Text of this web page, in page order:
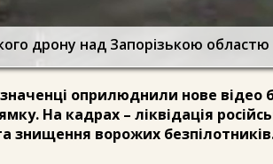
дрону над Запорізькою областю
оприлюднили нове відео
На кадрах – ліквідація
знищення ворожих